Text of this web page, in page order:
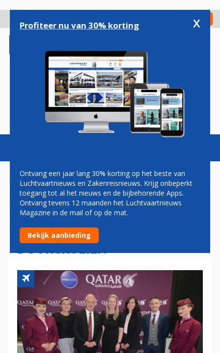
gaan
Check in
Magazine Podcasts Vacatures
QATAR AIRWAYS VIERT
JUBILEUM OP SCHIPHOL: 'ALS
HET KAN WILLEN WE
DOORGROEIEN'
Profiteer nu van 30% korting x
Ontvang een jaar lang 30% korting op het beste van
Luchtvaartnieuws en Zakenreisnieuws. Krijg onbeperkt
toegang tot al het nieuws en de bijbehorende Apps.
Ontvang tevens 12 maanden het Luchtvaartnieuws
Magazine in de mail of op de mat.
Bekijk aanbieding